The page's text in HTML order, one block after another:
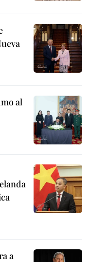
al
a